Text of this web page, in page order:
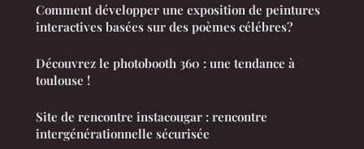
Comment développer une exposition de peintures
interactives basées sur des poèmes célébres?
Découvrez le photobooth 360 : une tendance à
toulouse !
Site de rencontre instacougar : rencontre
intergénérationnelle sécurisée